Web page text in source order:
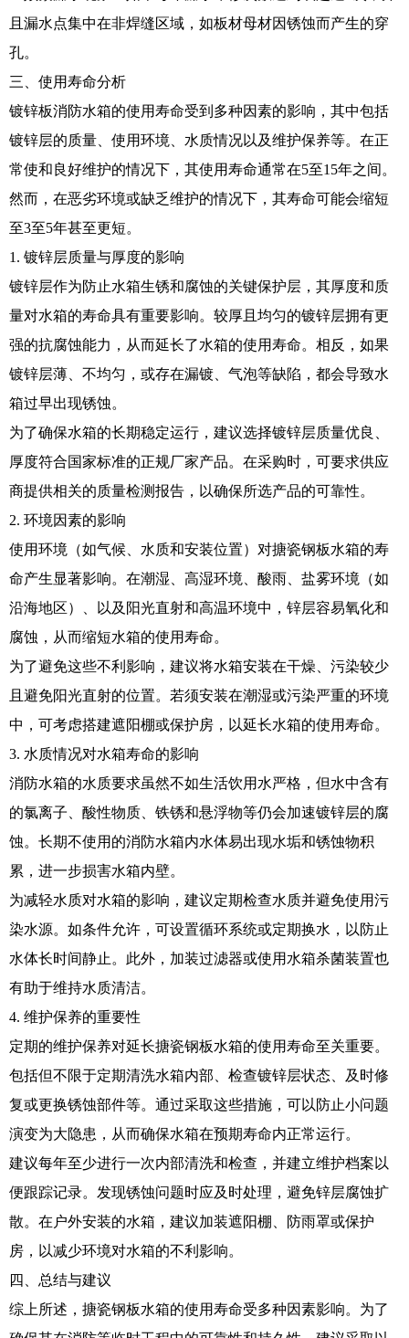
且漏水点集中在非焊缝区域，如板材母材因锈蚀而产生的穿
孔。
三、使用寿命分析
镀锌板消防水箱的使用寿命受到多种因素的影响，其中包括
镀锌层的质量、使用环境、水质情况以及维护保养等。在正
常使和良好维护的情况下，其使用寿命通常在5至15年之间。
然而，在恶劣环境或缺乏维护的情况下，其寿命可能会缩短
至3至5年甚至更短。
1. 镀锌层质量与厚度的影响
镀锌层作为防止水箱生锈和腐蚀的关键保护层，其厚度和质
量对水箱的寿命具有重要影响。较厚且均匀的镀锌层拥有更
强的抗腐蚀能力，从而延长了水箱的使用寿命。相反，如果
镀锌层薄、不均匀，或存在漏镀、气泡等缺陷，都会导致水
箱过早出现锈蚀。
为了确保水箱的长期稳定运行，建议选择镀锌层质量优良、
厚度符合国家标准的正规厂家产品。在采购时，可要求供应
商提供相关的质量检测报告，以确保所选产品的可靠性。
2. 环境因素的影响
使用环境（如气候、水质和安装位置）对搪瓷钢板水箱的寿
命产生显著影响。在潮湿、高湿环境、酸雨、盐雾环境（如
沿海地区）、以及阳光直射和高温环境中，锌层容易氧化和
腐蚀，从而缩短水箱的使用寿命。
为了避免这些不利影响，建议将水箱安装在干燥、污染较少
且避免阳光直射的位置。若须安装在潮湿或污染严重的环境
中，可考虑搭建遮阳棚或保护房，以延长水箱的使用寿命。
3. 水质情况对水箱寿命的影响
消防水箱的水质要求虽然不如生活饮用水严格，但水中含有
的氯离子、酸性物质、铁锈和悬浮物等仍会加速镀锌层的腐
蚀。长期不使用的消防水箱内水体易出现水垢和锈蚀物积
累，进一步损害水箱内壁。
为减轻水质对水箱的影响，建议定期检查水质并避免使用污
染水源。如条件允许，可设置循环系统或定期换水，以防止
水体长时间静止。此外，加装过滤器或使用水箱杀菌装置也
有助于维持水质清洁。
4. 维护保养的重要性
定期的维护保养对延长搪瓷钢板水箱的使用寿命至关重要。
包括但不限于定期清洗水箱内部、检查镀锌层状态、及时修
复或更换锈蚀部件等。通过采取这些措施，可以防止小问题
演变为大隐患，从而确保水箱在预期寿命内正常运行。
建议每年至少进行一次内部清洗和检查，并建立维护档案以
便跟踪记录。发现锈蚀问题时应及时处理，避免锌层腐蚀扩
散。在户外安装的水箱，建议加装遮阳棚、防雨罩或保护
房，以减少环境对水箱的不利影响。
四、总结与建议
综上所述，搪瓷钢板水箱的使用寿命受多种因素影响。为了